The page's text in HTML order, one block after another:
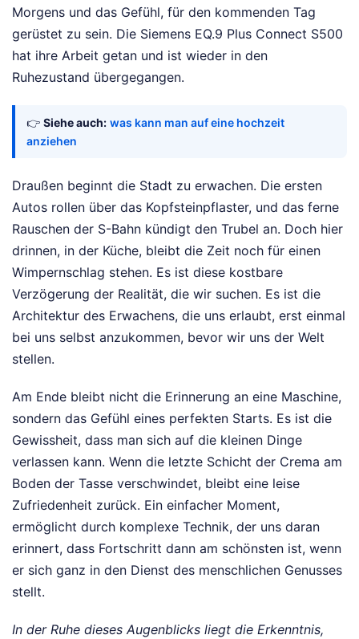
Morgens und das Gefühl, für den kommenden Tag
gerüstet zu sein. Die Siemens EQ.9 Plus Connect S500
hat ihre Arbeit getan und ist wieder in den
Ruhezustand übergegangen.
👉 Siehe auch: was kann man auf eine hochzeit
anziehen
Draußen beginnt die Stadt zu erwachen. Die ersten
Autos rollen über das Kopfsteinpflaster, und das ferne
Rauschen der S-Bahn kündigt den Trubel an. Doch hier
drinnen, in der Küche, bleibt die Zeit noch für einen
Wimpernschlag stehen. Es ist diese kostbare
Verzögerung der Realität, die wir suchen. Es ist die
Architektur des Erwachens, die uns erlaubt, erst einmal
bei uns selbst anzukommen, bevor wir uns der Welt
stellen.
Am Ende bleibt nicht die Erinnerung an eine Maschine,
sondern das Gefühl eines perfekten Starts. Es ist die
Gewissheit, dass man sich auf die kleinen Dinge
verlassen kann. Wenn die letzte Schicht der Crema am
Boden der Tasse verschwindet, bleibt eine leise
Zufriedenheit zurück. Ein einfacher Moment,
ermöglicht durch komplexe Technik, der uns daran
erinnert, dass Fortschritt dann am schönsten ist, wenn
er sich ganz in den Dienst des menschlichen Genusses
stellt.
In der Ruhe dieses Augenblicks liegt die Erkenntnis,